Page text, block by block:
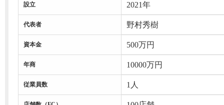
設立 2021年
代表者 野村秀樹
資本金 500万円
年商 10000万円
従業員数 1人